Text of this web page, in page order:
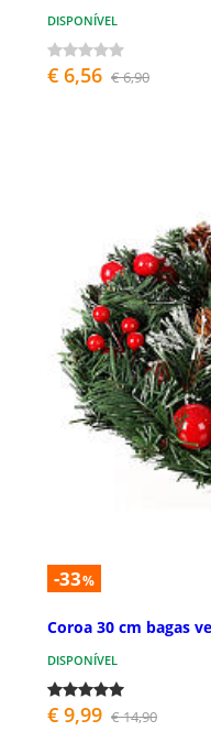
DISPONÍVEL
€ 6,56 € 6,90
-33%
Coroa 30 cm bagas
DISPONÍVEL
€ 9,99 € 14,90